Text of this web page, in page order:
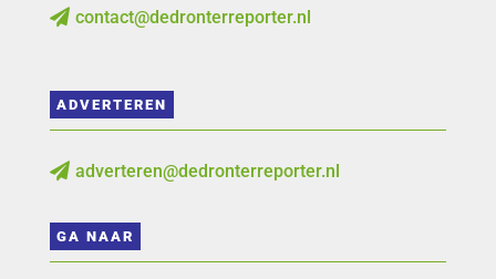
 contact@dedronterreporter.nl
ADVERTEREN
 adverteren@dedronterreporter.nl
GA NAAR